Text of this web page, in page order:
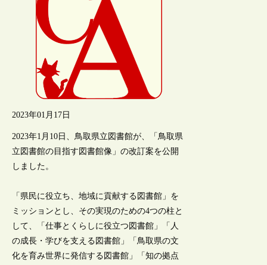
2023年01月17日
2023年1月10日、鳥取県立図書館が、「鳥取県
立図書館の目指す図書館像」の改訂案を公開
しました。
「県民に役立ち、地域に貢献する図書館」を
ミッションとし、その実現のための4つの柱と
して、「仕事とくらしに役立つ図書館」「人
の成長・学びを支える図書館」「鳥取県の文
化を育み世界に発信する図書館」「知の拠点